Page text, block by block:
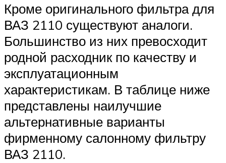
Кроме оригинального фильтра для
ВАЗ 2110 существуют аналоги.
Большинство из них превосходит
родной расходник по качеству и
эксплуатационным
характеристикам. В таблице ниже
представлены наилучшие
альтернативные варианты
фирменному салонному фильтру
ВАЗ 2110.